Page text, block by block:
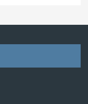
ประท้วงดิจิทัล” ครั้งใหม่